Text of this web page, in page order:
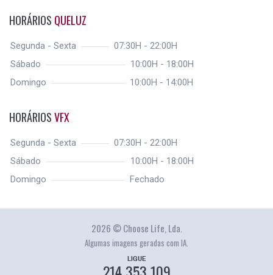
HORÁRIOS QUELUZ
Segunda - Sexta
07:30H - 22:00H
Sábado
10:00H - 18:00H
Domingo
10:00H - 14:00H
HORÁRIOSVFX
Segunda - Sexta
07:30H - 22:00H
Sábado
10:00H - 18:00H
Domingo
Fechado
2026 © Choose Life, Lda.
Algumas imagens geradas com IA.
LIGUE